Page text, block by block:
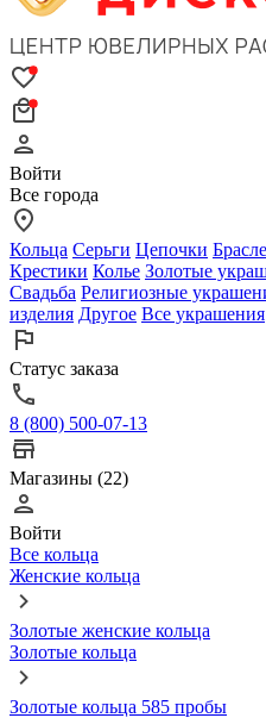
Войти
Все города
Кольца Серьги Цепочки
Крестики Колье Золотые
Свадьба Религиозные
изделия Другое Все украшения
Статус заказа
8 (800) 500-07-13
Магазины (22)
Войти
Все кольца
Женские кольца
Золотые женские кольца
Золотые кольца
Золотые кольца 585 пробы